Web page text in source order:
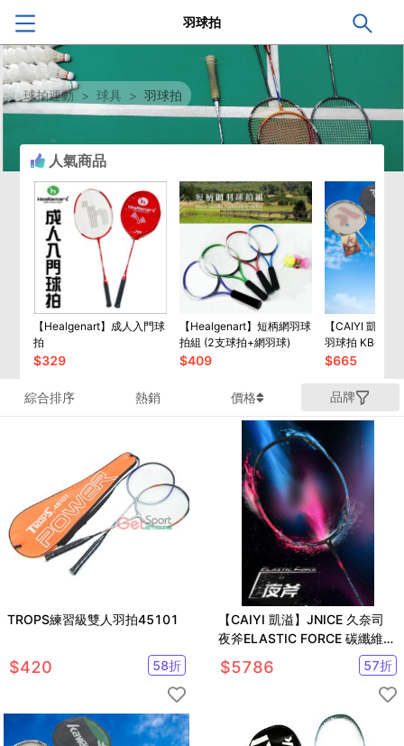
羽球拍
球拍運動 > 球具 > 羽球拍
人氣商品
【Healgenart】成人入門球
拍
$329
【Healgenart】短柄網羽球
拍組 (2支球拍+網羽球)
$409
【CAIYI 凱溢】
羽球拍
體成型超輕拍
$665
綜合排序 熱銷 價格 品牌
TROPS練習級雙人羽拍45101
$420 58折
【CAIYI 凱溢】JNICE 久奈司
夜斧ELASTIC FORCE 碳纖維進
攻羽球拍 羽拍
$5786 57折